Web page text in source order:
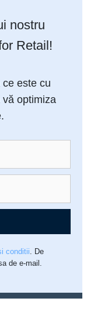
nostru
Retail!
este cu
optimiza
conditii. De
de e-mail.